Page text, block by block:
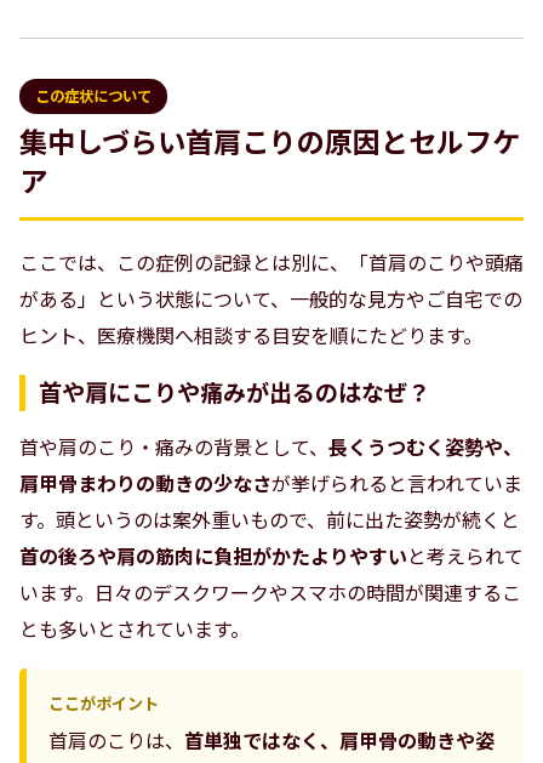
この症状について
集中しづらい首肩こりの原因とセルフケ
ア
ここでは、この症例の記録とは別に、「首肩のこりや頭痛
がある」という状態について、一般的な見方やご自宅での
ヒント、医療機関へ相談する目安を順にたどります。
首や肩にこりや痛みが出るのはなぜ？
首や肩のこり・痛みの背景として、 長くうつむく姿勢や、
肩甲骨まわりの動きの少なさが挙げられると言われていま
す。頭というのは案外重いもので、前に出た姿勢が続くと
首の後ろや肩の筋肉に負担がかたよりやすい と考えられて
います。日々のデスクワークやスマホの時間が関連するこ
とも多いとされています。
ここがポイント
首肩のこりは、 首単独ではなく、肩甲骨の動きや姿